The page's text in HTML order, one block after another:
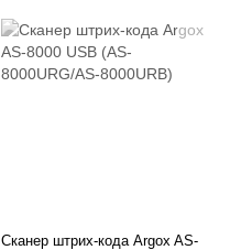
Сканер штрих-кода Argox AS-